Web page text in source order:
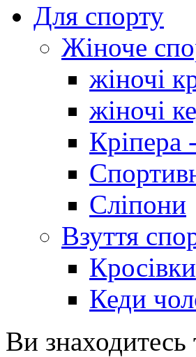
Для спорту
Жіноче
жіночі
жіночі
Кріпера
Сліпони
Взуття
Кросівки
Кеди
Ви знаходитесь